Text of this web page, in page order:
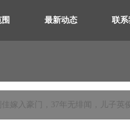
最新动态 联系
嫁入豪门，37年无绯闻，儿子英